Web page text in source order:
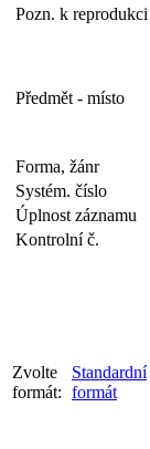
Pozn. k reprodukci
Předmět - místo
Forma, žánr
Systém. číslo
Úplnost záznamu
Kontrolní č.
Zvolte
formát:
Standardní
formát